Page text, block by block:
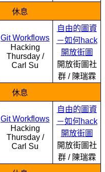
休息
Git Workflows
Hacking
Thursday /
Carl Su
自由的圖資
－如何hack
開放街圖
開放街圖社
群 / 陳瑞霖
休息
Git Workflows
Hacking
Thursday /
Carl Su
自由的圖資
－如何hack
開放街圖
開放街圖社
群 / 陳瑞霖